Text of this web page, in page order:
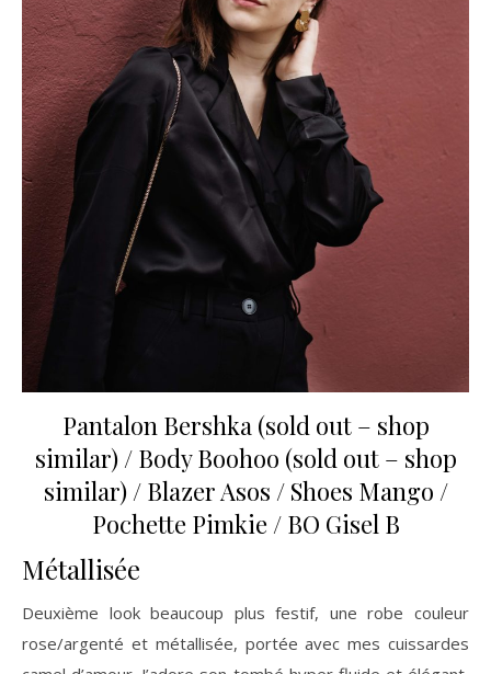
Pantalon Bershka (sold out – shop
similar) / Body Boohoo (sold out – shop
similar) / Blazer Asos / Shoes Mango /
Pochette Pimkie / BO Gisel B
Métallisée
Deuxième look beaucoup plus festif, une robe couleur
rose/argenté et métallisée, portée avec mes cuissardes